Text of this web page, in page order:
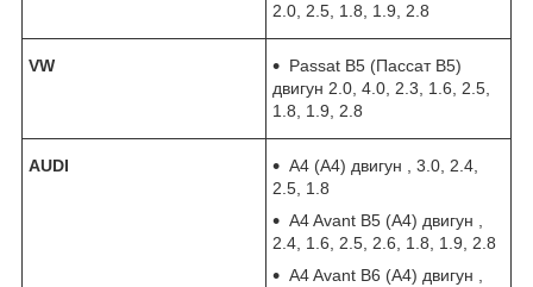
2.0, 2.5, 1.8, 1.9, 2.8
VW
Passat B5 (Пассат В5)
двигун 2.0, 4.0, 2.3, 1.6, 2.5,
1.8, 1.9, 2.8
AUDI
A4 (А4) двигун , 3.0, 2.4,
2.5, 1.8
A4 Avant B5 (А4) двигун ,
2.4, 1.6, 2.5, 2.6, 1.8, 1.9, 2.8
A4 Avant B6 (А4) двигун ,